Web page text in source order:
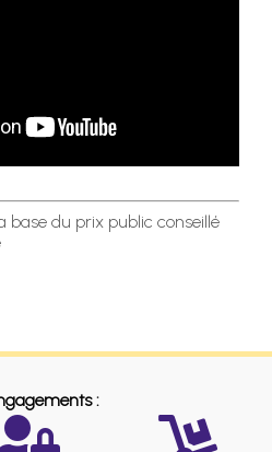
base du prix public conseillé
: